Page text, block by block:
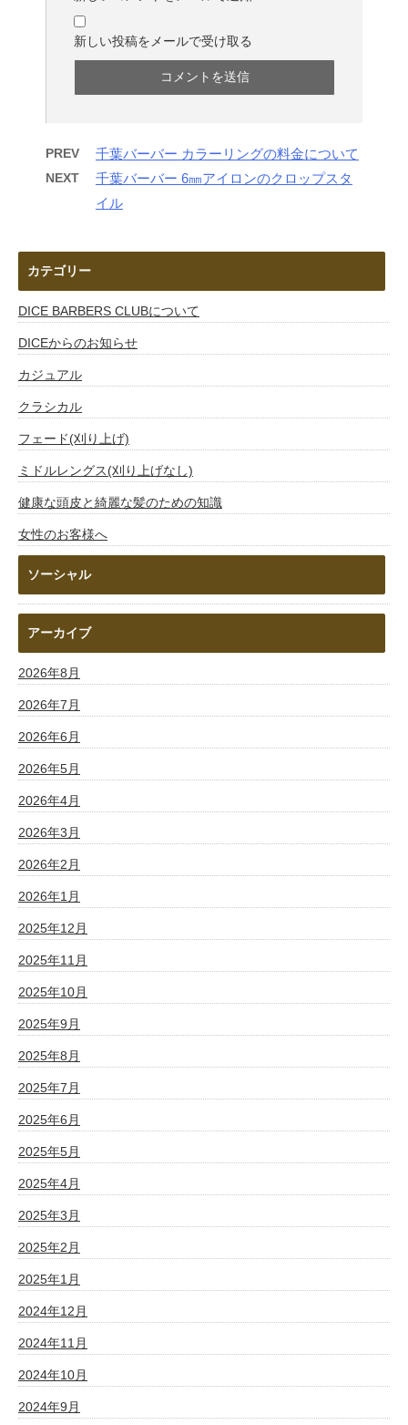
新しい投稿をメールで受け取る
PREV 千葉バーバー カラーリングの料金について
NEXT
千葉バーバー 6㎜アイロンのクロップスタ
イル
カテゴリー
DICE BARBERS CLUBについて
DICEからのお知らせ
カジュアル
クラシカル
フェード(刈り上げ)
ミドルレングス(刈り上げなし)
健康な頭皮と綺麗な髪のための知識
女性のお客様へ
ソーシャル
アーカイブ
2026年8月
2026年7月
2026年6月
2026年5月
2026年4月
2026年3月
2026年2月
2026年1月
2025年12月
2025年11月
2025年10月
2025年9月
2025年8月
2025年7月
2025年6月
2025年5月
2025年4月
2025年3月
2025年2月
2025年1月
2024年12月
2024年11月
2024年10月
2024年9月